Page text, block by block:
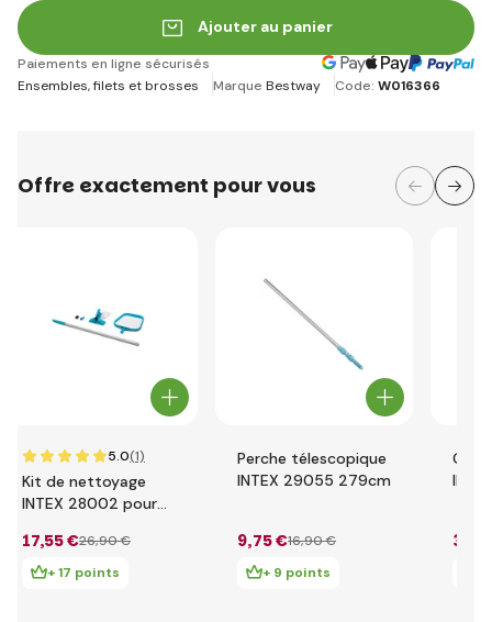
Ajouter au panier
Paiements en ligne sécurisés
Ensembles, filets et brosses
Marque Bestway Code: W016366
Offre exactement pour vous
5.0(1)
Kit de nettoyage
INTEX 28002 pour
17,55 €26,90 €
+ 17 points
Perche télescopique
INTEX 29055 279cm
9,75 €16,90 €
+ 9 points
3